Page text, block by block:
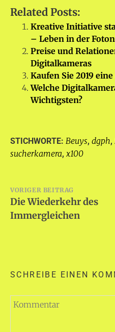
Related Posts:
Kreative Initiative
– Leben in der
Preise und
Digitalkameras
Kaufen Sie 2019
Welche
Wichtigsten?
STICHWORTE: Beuys, dgph,
sucherkamera, x100
Beitragsnavigation
VORIGER BEITRAG
Die Wiederkehr des
Immergleichen
SCHREIBE EINEN